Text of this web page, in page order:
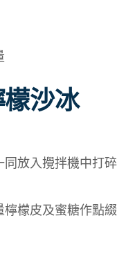
沙冰
放入攪拌機中打碎
檬皮及蜜糖作點綴